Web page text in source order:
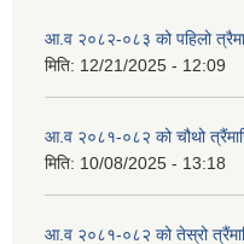
आ.व २०८२-०८३ को पहिलो
मिति: 12/21/2025 - 12:09
आ.व २०८१-०८२ को चौथो
मिति: 10/08/2025 - 13:18
आ.व २०८१-०८२ को तेस्रो